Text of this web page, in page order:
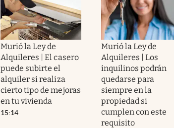
Murió la Ley de
Alquileres | El casero
puede subirte el
alquiler si realiza
cierto tipo de mejoras
en tu vivienda
15:14
Murió la Ley de
Alquileres | Los
inquilinos podrán
quedarse para
siempre en la
propiedad si
cumplen con este
requisito